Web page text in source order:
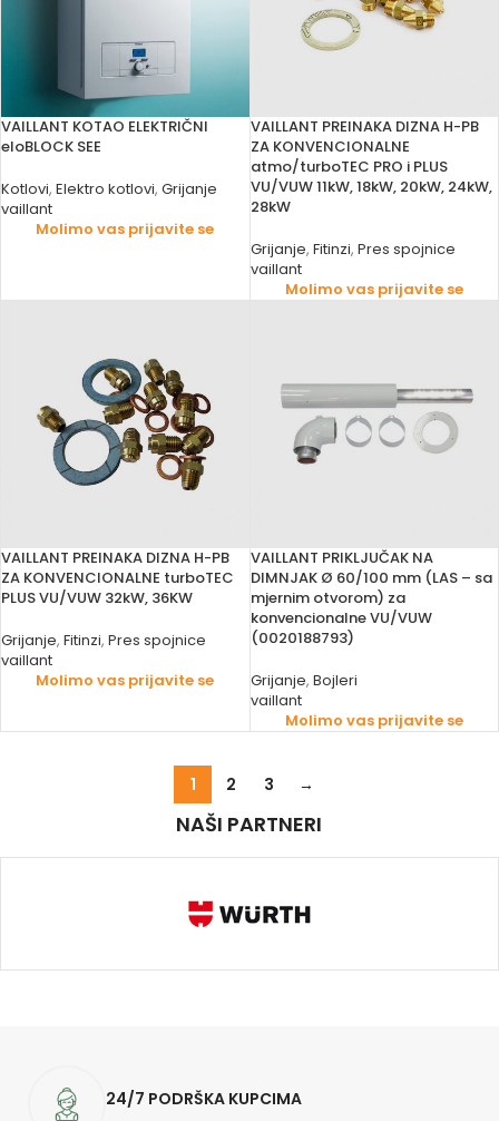
VAILLANT KOTAO ELEKTRIČNI
eloBLOCK SEE
Kotlovi, Elektro kotlovi, Grijanje
vaillant
Molimo vas prijavite se
VAILLANT PREINAKA DIZNA H-PB
ZA KONVENCIONALNE
atmo/turboTEC PRO i PLUS
VU/VUW 11kW, 18kW, 20kW, 24kW,
28kW
Grijanje, Fitinzi, Pres spojnice
vaillant
Molimo vas prijavite se
VAILLANT PREINAKA DIZNA H-PB
ZA KONVENCIONALNE turboTEC
PLUS VU/VUW 32kW, 36KW
Grijanje, Fitinzi, Pres spojnice
vaillant
Molimo vas prijavite se
VAILLANT PRIKLJUČAK NA
DIMNJAK Ø 60/100 mm (LAS – sa
mjernim otvorom) za
konvencionalne VU/VUW
(0020188793)
Grijanje, Bojleri
vaillant
Molimo vas prijavite se
1 2 3 →
NAŠI PARTNERI
24/7 PODRŠKA KUPCIMA